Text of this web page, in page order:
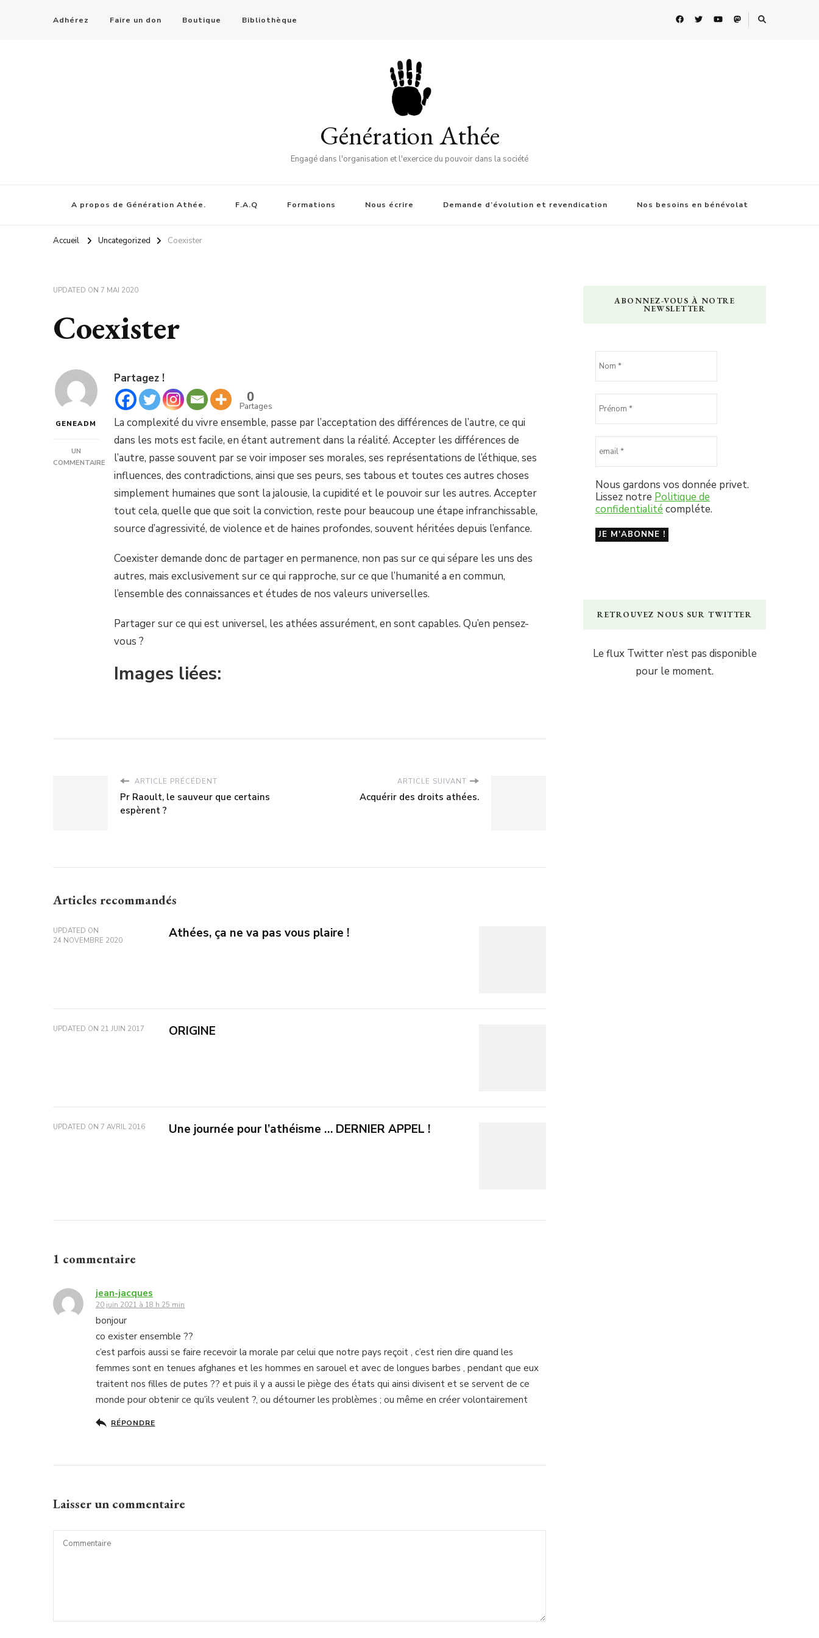
Adhérez Faire un don Boutique Bibliothèque
Génération Athée
Engagé dans l'organisation et l'exercice du pouvoir dans la société
A propos de Génération Athée. F.A.Q Formations Nous écrire Demande d’évolution et revendication Nos besoins en bénévolat
Accueil Uncategorized Coexister
UPDATED ON 7 MAI 2020
Coexister
GENEADM
UN
COMMENTAIRE
Partagez !
0
Partages
La complexité du vivre ensemble, passe par l’acceptation des différences de l’autre, ce qui
dans les mots est facile, en étant autrement dans la réalité. Accepter les différences de
l’autre, passe souvent par se voir imposer ses morales, ses représentations de l’éthique, ses
influences, des contradictions, ainsi que ses peurs, ses tabous et toutes ces autres choses
simplement humaines que sont la jalousie, la cupidité et le pouvoir sur les autres. Accepter
tout cela, quelle que que soit la conviction, reste pour beaucoup une étape infranchissable,
source d’agressivité, de violence et de haines profondes, souvent héritées depuis l’enfance.
Coexister demande donc de partager en permanence, non pas sur ce qui sépare les uns des
autres, mais exclusivement sur ce qui rapproche, sur ce que l’humanité a en commun,
l’ensemble des connaissances et études de nos valeurs universelles.
Partager sur ce qui est universel, les athées assurément, en sont capables. Qu’en pensez-
vous ?
Images liées:
ARTICLE PRÉCÉDENT
Pr Raoult, le sauveur que certains
espèrent ?
ARTICLE SUIVANT
Acquérir des droits athées.
Articles recommandés
UPDATED ON
24 NOVEMBRE 2020
Athées, ça ne va pas vous plaire !
UPDATED ON 21 JUIN 2017 ORIGINE
UPDATED ON 7 AVRIL 2016 Une journée pour l’athéisme … DERNIER APPEL !
1 commentaire
jean-jacques
20 juin 2021 à 18 h 25 min
bonjour
co exister ensemble ??
c’est parfois aussi se faire recevoir la morale par celui que notre pays reçoit , c’est rien dire quand les
femmes sont en tenues afghanes et les hommes en sarouel et avec de longues barbes , pendant que eux
traitent nos filles de putes ?? et puis il y a aussi le piège des états qui ainsi divisent et se servent de ce
monde pour obtenir ce qu’ils veulent ?, ou détourner les problèmes ; ou même en créer volontairement
RÉPONDRE
Laisser un commentaire
ABONNEZ-VOUS À NOTRE
NEWSLETTER
Nous gardons vos donnée privet.
Lissez notre Politique de
confidentialité compléte.
RETROUVEZ NOUS SUR TWITTER
Le flux Twitter n’est pas disponible
pour le moment.